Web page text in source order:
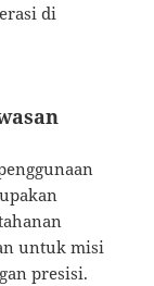
di
untuk misi
presisi.